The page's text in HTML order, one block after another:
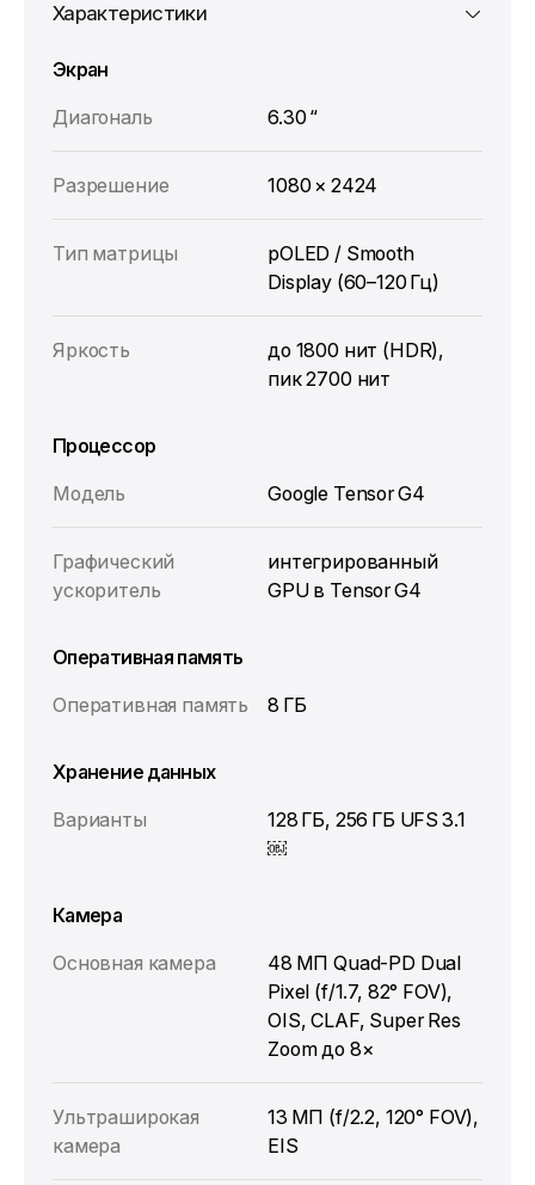
Характеристики
Экран
Диагональ
6.30 “
Разрешение 1080 × 2424
Тип матрицы
pOLED / Smooth
Display (60–120 Гц)
Яркость
до 1800 нит (HDR),
пик 2700 нит
Процессор
Модель
Google Tensor G4
Графический
ускоритель
интегрированный
GPU в Tensor G4
Оперативная память
Оперативная память
8 ГБ
Хранение данных
Варианты
128 ГБ, 256 ГБ UFS 3.1
￼
Камера
Основная камера
48 МП Quad‑PD Dual
Pixel (f/1.7, 82° FOV),
OIS, CLAF, Super Res
Zoom до 8×
Ультраширокая
камера
13 МП (f/2.2, 120° FOV),
EIS